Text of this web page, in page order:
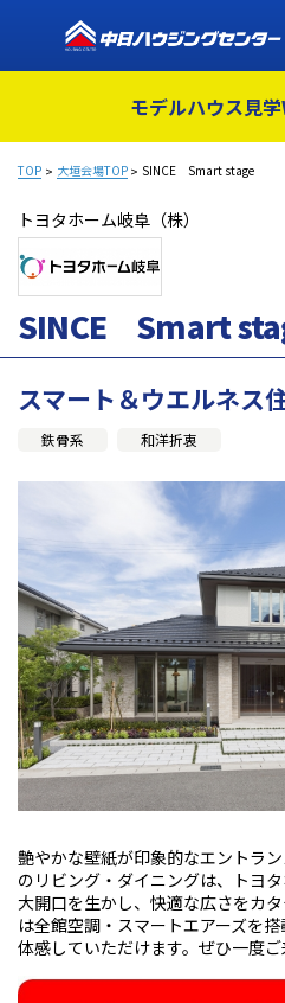
モデルハウス見学
TOP 大垣会場TOP SINCE Smart stage
トヨタホーム岐阜（株）
SINCE Smart
スマート＆ウエルネス
鉄骨系 和洋折衷
艶やかな壁紙が印象的なエントラ
のリビング・ダイニングは、トヨ
大開口を生かし、快適な広さをカ
は全館空調・スマートエアーズを
体感していただけます。ぜひ一度ご